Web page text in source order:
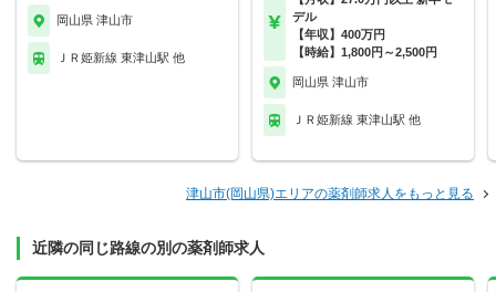
岡山県 津山市
ＪＲ姫新線 東津山駅 他
デル
【年収】400万円
【時給】1,800円～2,500円
岡山県 津山市
ＪＲ姫新線 東津山駅 他
津山市(岡山県)エリアの薬剤師求人をもっと見る
近隣の同じ路線の別の薬剤師求人